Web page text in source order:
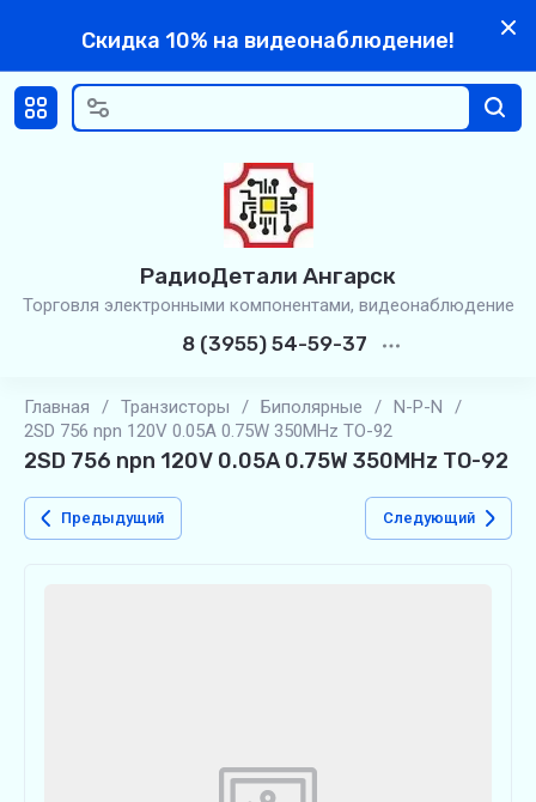
Скидка 10% на видеонаблюдение!
РадиоДетали Ангарск
Торговля электронными компонентами, видеонаблюдение
8 (3955) 54-59-37
Главная / Транзисторы / Биполярные / N-P-N
/
2SD 756 npn 120V 0.05A 0.75W 350MHz TO-92
2SD 756 npn 120V 0.05A 0.75W 350MHz TO-92
Предыдущий Следующий